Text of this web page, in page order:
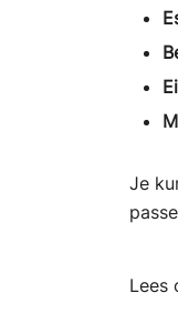
Je
Lees